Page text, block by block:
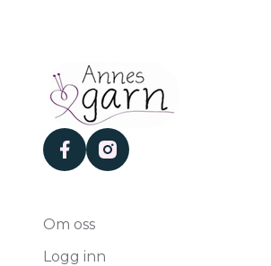
facebookinstagram
Om oss
Logg inn